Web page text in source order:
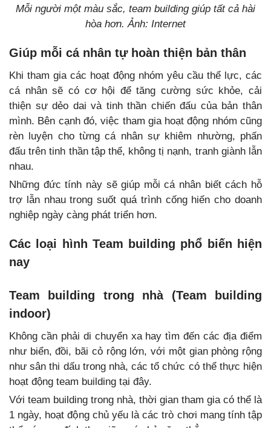
Mỗi người một màu sắc, team building giúp tất cả hài
hòa hơn. Ảnh: Internet
Giúp mỗi cá nhân tự hoàn thiện bản thân
Khi tham gia các hoạt động nhóm yêu cầu thể lực, các
cá nhân sẽ có cơ hội để tăng cường sức khỏe, cải
thiện sự dẻo dai và tinh thần chiến đấu của bản thân
mình. Bên cạnh đó, việc tham gia hoạt động nhóm cũng
rèn luyện cho từng cá nhân sự khiêm nhường, phấn
đấu trên tinh thần tập thể, không tị nạnh, tranh giành lẫn
nhau.
Những đức tính này sẽ giúp mỗi cá nhân biết cách hỗ
trợ lẫn nhau trong suốt quá trình cống hiến cho doanh
nghiệp ngày càng phát triển hơn.
Các loại hình Team building phổ biến hiện
nay
Team building trong nhà (Team building
indoor)
Không cần phải di chuyển xa hay tìm đến các địa điểm
như biển, đồi, bãi cỏ rộng lớn, với một gian phòng rộng
như sân thi dấu trong nhà, các tổ chức có thể thực hiện
hoạt động team building tại đây.
Với team building trong nhà, thời gian tham gia có thể là
1 ngày, hoạt động chủ yếu là các trò chơi mang tính tập